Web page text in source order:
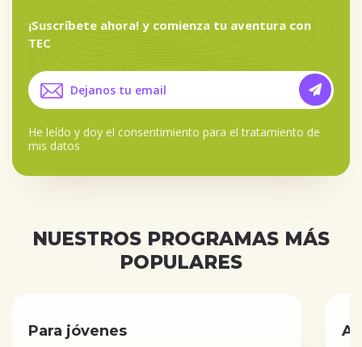
¡Suscríbete ahora! y comienza tu aventura con
TEC
He leído y doy el consentimiento para el tratamiento de
mis datos
NUESTROS PROGRAMAS MÁS
POPULARES
Para jóvenes